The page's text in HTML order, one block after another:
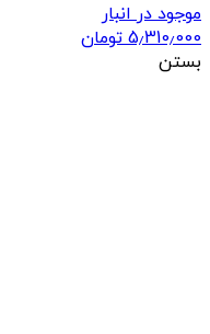
موجود در انبار
5٫310٫000 تومان
بستن